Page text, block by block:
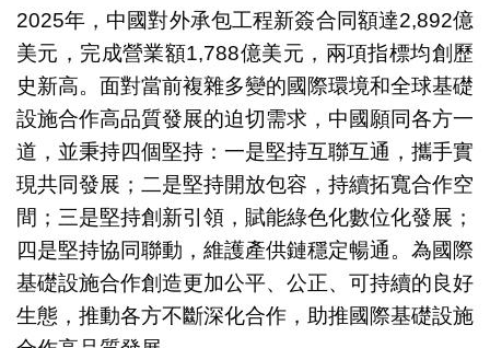
2025年，中國對外承包工程新簽合同額達2,892億
美元，完成營業額1,788億美元，兩項指標均創歷
史新高。面對當前複雜多變的國際環境和全球基礎
設施合作高品質發展的迫切需求，中國願同各方一
道，並秉持四個堅持：一是堅持互聯互通，攜手實
現共同發展；二是堅持開放包容，持續拓寬合作空
間；三是堅持創新引領，賦能綠色化數位化發展；
四是堅持協同聯動，維護產供鏈穩定暢通。為國際
基礎設施合作創造更加公平、公正、可持續的良好
生態，推動各方不斷深化合作，助推國際基礎設施